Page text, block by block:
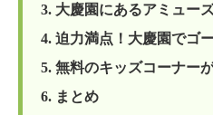
3. 大慶園にあるアミュー
4. 迫力満点！大慶園でゴ
5. 無料のキッズコーナー
6. まとめ